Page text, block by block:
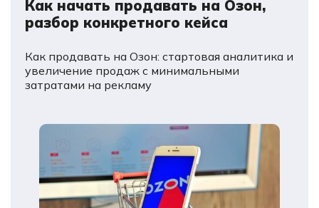
Как начать продавать на Озон,
разбор конкретного кейса
Как продавать на Озон: стартовая аналитика и
увеличение продаж с минимальными
затратами на рекламу